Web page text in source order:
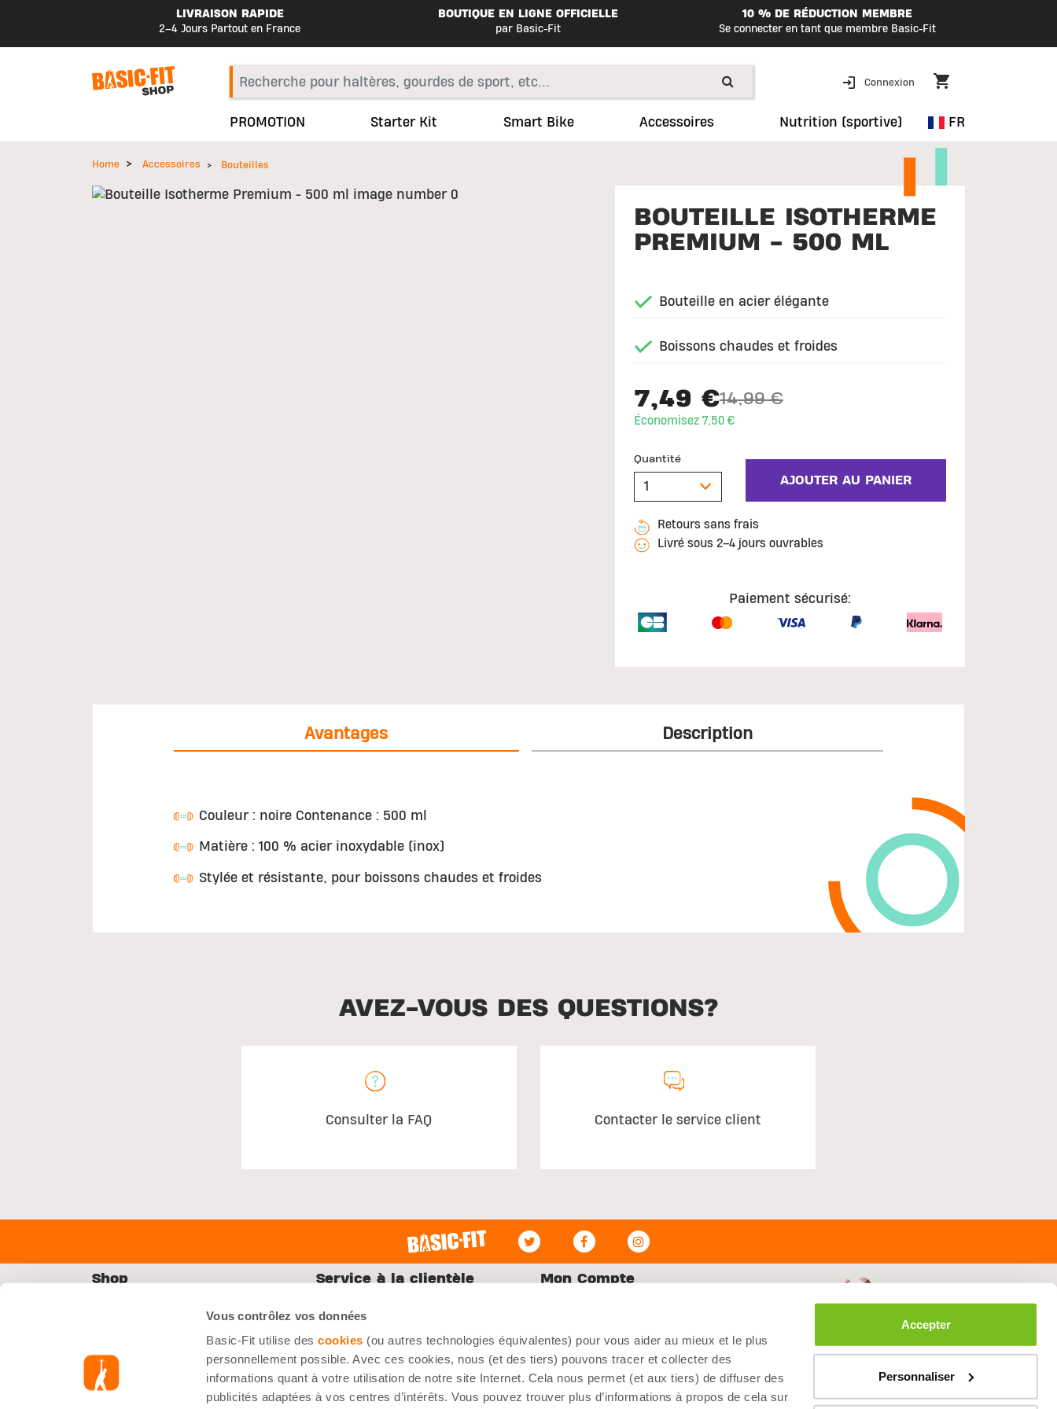
Vous contrôlez vos données
Basic-Fit utilise descookies (ou autres technologies équivalentes) pour vous aider au mieux et le plus
personnellement possible. Avec ces cookies, nous (et des tiers) pouvons tracer et collecter des
informations quant à votre utilisation de notre site Internet. Cela nous permet (et aux tiers) de diffuser des
publicités adaptées à vos centres d’intérêts. Vous pouvez trouver plus d’informations à propos de cela sur
Accepter
Personnaliser
LIVRAISON RAPIDE
2–4 Jours Partout en France
BOUTIQUE EN LIGNE OFFICIELLE
par Basic-Fit
10 % DE RÉDUCTION MEMBRE
Se connecter en tant que membre Basic-Fit
Connexion
PROMOTION Starter Kit Smart Bike Accessoires Nutrition (sportive) FR
Home Accessoires Bouteilles
BOUTEILLE ISOTHERME
PREMIUM - 500 ML
Bouteille en acier élégante
Boissons chaudes et froides
7,49 €Price reduced from
14,99 €
to
Économisez 7,50 €
Quantité
AJOUTER AU PANIER
Retours sans frais
Livré sous 2–4 jours ouvrables
Paiement sécurisé:
Avantages Description
Couleur : noire Contenance : 500 ml
Matière : 100 % acier inoxydable (inox)
Stylée et résistante, pour boissons chaudes et froides
AVEZ-VOUS DES QUESTIONS?
Consulter la FAQ Contacter le service client
Shop
Accessoires
Nutrition (sportive)
Service à la clientèle
Informations de livraison
Mon Compte
S'inscrire